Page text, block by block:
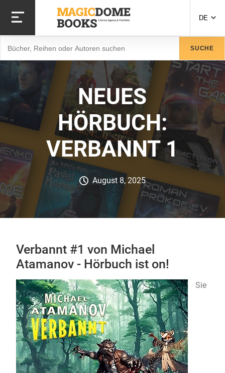
zum
Inhalt
DE
SUCHE
NEUES
HÖRBUCH:
VERBANNT 1
August 8, 2025
Verbannt #1 von Michael
Atamanov - Hörbuch ist on!
Sie